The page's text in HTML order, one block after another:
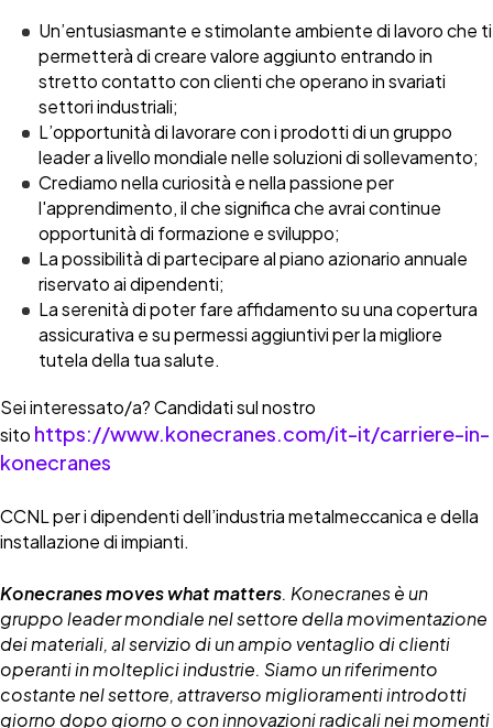
Un’entusiasmante e stimolante ambiente di lavoro che ti
permetterà di creare valore aggiunto entrando in
stretto contatto con clienti che operano in svariati
settori industriali;
L’opportunità di lavorare con i prodotti di un gruppo
leader a livello mondiale nelle soluzioni di sollevamento;
Crediamo nella curiosità e nella passione per
l'apprendimento, il che significa che avrai continue
opportunità di formazione e sviluppo;
La possibilità di partecipare al piano azionario annuale
riservato ai dipendenti;
La serenità di poter fare affidamento su una copertura
assicurativa e su permessi aggiuntivi per la migliore
tutela della tua salute.
Sei interessato/a? Candidati sul nostro
sito https://www.konecranes.com/it-it/carriere-in-
konecranes
CCNL per i dipendenti dell’industria metalmeccanica e della
installazione di impianti.
Konecranes moves what matters. Konecranes è un
gruppo leader mondiale nel settore della movimentazione
dei materiali, al servizio di un ampio ventaglio di clienti
operanti in molteplici industrie. Siamo un riferimento
costante nel settore, attraverso miglioramenti introdotti
giorno dopo giorno o con innovazioni radicali nei momenti